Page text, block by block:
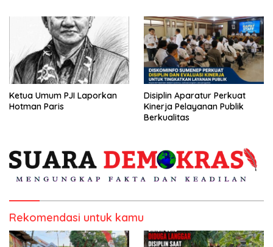
Ketua Umum PJI Laporkan
Hotman Paris
Disiplin Aparatur Perkuat
Kinerja Pelayanan Publik
Berkualitas
Rekomendasi untuk kamu